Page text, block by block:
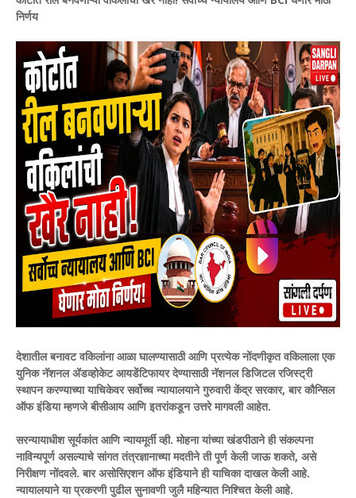
निर्णय
देशातील बनावट वकिलांना आळा घालण्यासाठी आणि प्रत्येक नोंदणीकृत वकिलाला एक
युनिक नॅशनल ॲडव्होकेट आयडेंटिफायर देण्यासाठी नॅशनल डिजिटल रजिस्ट्री
स्थापन करण्याच्या याचिकेवर सर्वोच्च न्यायालयाने गुरुवारी केंद्र सरकार, बार कौन्सिल
ऑफ इंडिया म्हणजे बीसीआय आणि इतरांकडून उत्तरे मागवली आहेत.
सरन्यायाधीश सूर्यकांत आणि न्यायमूर्ती व्ही. मोहना यांच्या खंडपीठाने ही संकल्पना
नाविन्यपूर्ण असल्याचे सांगत तंत्रज्ञानाच्या मदतीने ती पूर्ण केली जाऊ शकते, असे
निरीक्षण नोंदवले. बार असोसिएशन ऑफ इंडियाने ही याचिका दाखल केली आहे.
न्यायालयाने या प्रकरणी पुढील सुनावणी जुलै महिन्यात निश्चित केली आहे.